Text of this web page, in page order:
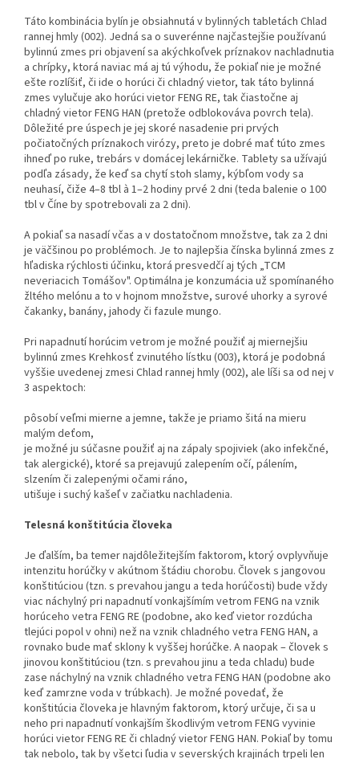
Táto kombinácia bylín je obsiahnutá v bylinných tabletách Chlad
rannej hmly (002). Jedná sa o suverénne najčastejšie používanú
bylinnú zmes pri objavení sa akýchkoľvek príznakov nachladnutia
a chrípky, ktorá naviac má aj tú výhodu, že pokiaľ nie je možné
ešte rozlíšiť, či ide o horúci či chladný vietor, tak táto bylinná
zmes vylučuje ako horúci vietor FENG RE, tak čiastočne aj
chladný vietor FENG HAN (pretože odblokováva povrch tela).
Dôle­žité pre úspech je jej skoré nasadenie pri prvých
počiatočných príznakoch viró­zy, preto je dobré mať túto zmes
ihneď po ruke, trebárs v domácej lekárničke. Tab­lety sa užívajú
podľa zásady, že keď sa chytí stoh slamy, kýbľom vody sa
neuhasí, čiže 4–8 tbl à 1–2 hodiny prvé 2 dni (teda balenie o 100
tbl v Číne by spotrebovali za 2 dni).
A pokiaľ sa nasadí včas a v dostatočnom množstve, tak za 2 dni
je väčšinou po problémoch. Je to naj­lepšia čínska bylinná zmes z
hľadiska rýchlosti účinku, ktorá presvedčí aj tých „TCM
neveriacich Tomášov". Optimálna je konzumácia už spomínaného
žltého melónu a to v hojnom množstve, surové uhorky a syrové
čakanky, banány, jahody či fazule mungo.
Pri napadnutí horúcim vetrom je možné použiť aj miernejšiu
bylinnú zmes Krehkosť zvinutého lístku (003), ktorá je podobná
vyššie uvedenej zmesi Chlad rannej hmly (002), ale líši sa od nej v
3 aspektoch:
pôsobí veľmi mierne a jemne, takže je priamo šitá na mieru
malým deťom,
je možné ju súčasne použiť aj na zápaly spojiviek (ako infekčné,
tak alergické), ktoré sa prejavujú zalepením očí, pále­ním,
slzením či zalepenými očami ráno,
utišuje i suchý kašeľ v začiatku nachladenia.
Telesná konštitúcia človeka
Je ďalším, ba temer najdôležitejším faktorom, ktorý ovplyvňuje
intenzitu horúčky v akútnom štádiu chorobu. Človek s jangovou
konštitúciou (tzn. s prevahou jangu a teda horúčosti) bude vždy
viac náchylný pri napadnutí vonkajšímím vet­rom FENG na vznik
horúceho vetra FENG RE (podobne, ako keď vietor rozdúcha
tlejúci popol v ohni) než na vznik chladného vetra FENG HAN, a
rovnako bude mať sklony k vyššej horúčke. A naopak – človek s
jinovou konštitúciou (tzn. s prevahou jinu a teda chladu) bude
zase náchylný na vznik chladného vetra FENG HAN (po­dobne ako
keď zamrzne voda v trúbkach). Je možné povedať, že
konštitúcia človeka je hlavným faktorom, ktorý určuje, či sa u
neho pri napadnutí vonkajším škodlivým vetrom FENG vyvinie
horúci vietor FENG RE či chladný vietor FENG HAN. Pokiaľ by tomu
tak nebolo, tak by všetci ľudia v severských krajinách trpeli len